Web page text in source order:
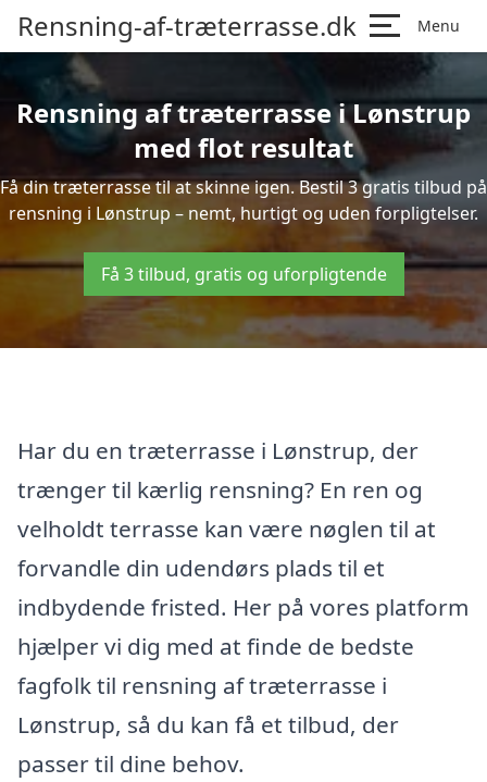
Rensning-af-træterrasse.dk Menu
Rensning af træterrasse i Lønstrup
med flot resultat
Få din træterrasse til at skinne igen. Bestil 3 gratis tilbud på
rensning i Lønstrup – nemt, hurtigt og uden forpligtelser.
Få 3 tilbud, gratis og uforpligtende
Har du en træterrasse i Lønstrup, der
trænger til kærlig rensning? En ren og
velholdt terrasse kan være nøglen til at
forvandle din udendørs plads til et
indbydende fristed. Her på vores platform
hjælper vi dig med at finde de bedste
fagfolk til rensning af træterrasse i
Lønstrup, så du kan få et tilbud, der
passer til dine behov.